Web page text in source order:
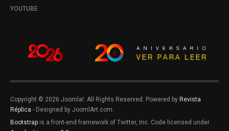
YOUTUBE
Copyright © 2026 Joomla!. All Rights Reserved. Powered by Revista
Réplica - Designed by JoomlArt.com.
Bootstrap is a front-end framework of Twitter, Inc. Code licensed under